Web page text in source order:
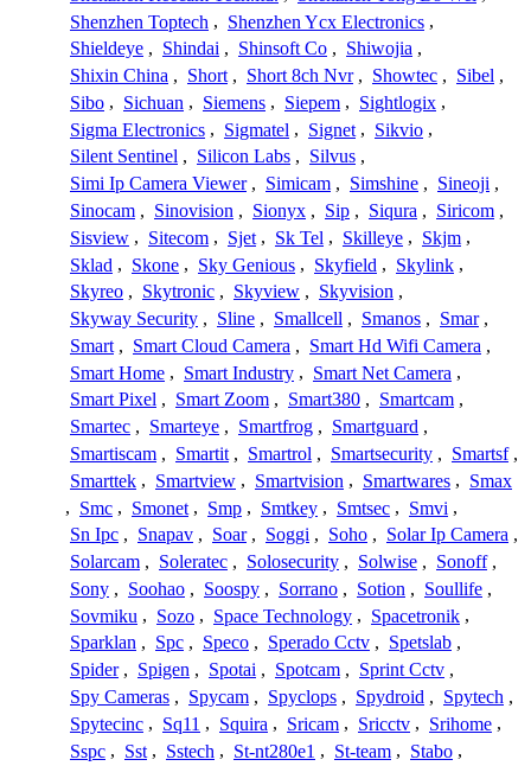
Shenzhen Toptech , Shenzhen Ycx Electronics ,
Shieldeye , Shindai , Shinsoft Co , Shiwojia ,
Shixin China , Short , Short 8ch Nvr , Showtec , Sibel ,
Sibo , Sichuan , Siemens , Siepem , Sightlogix ,
Sigma Electronics , Sigmatel , Signet , Sikvio ,
Silent Sentinel , Silicon Labs , Silvus ,
Simi Ip Camera Viewer , Simicam , Simshine , Sineoji ,
Sinocam , Sinovision , Sionyx , Sip , Siqura , Siricom ,
Sisview , Sitecom , Sjet , Sk Tel , Skilleye , Skjm ,
Sklad , Skone , Sky Genious , Skyfield , Skylink ,
Skyreo , Skytronic , Skyview , Skyvision ,
Skyway Security , Sline , Smallcell , Smanos , Smar ,
Smart , Smart Cloud Camera , Smart Hd Wifi Camera ,
Smart Home , Smart Industry , Smart Net Camera ,
Smart Pixel , Smart Zoom , Smart380 , Smartcam ,
Smartec , Smarteye , Smartfrog , Smartguard ,
Smartiscam , Smartit , Smartrol , Smartsecurity , Smartsf ,
Smarttek , Smartview , Smartvision , Smartwares , Smax
, Smc , Smonet , Smp , Smtkey , Smtsec , Smvi ,
Sn Ipc , Snapav , Soar , Soggi , Soho , Solar Ip Camera ,
Solarcam , Soleratec , Solosecurity , Solwise , Sonoff ,
Sony , Soohao , Soospy , Sorrano , Sotion , Soullife ,
Sovmiku , Sozo , Space Technology , Spacetronik ,
Sparklan , Spc , Speco , Sperado Cctv , Spetslab ,
Spider , Spigen , Spotai , Spotcam , Sprint Cctv ,
Spy Cameras , Spycam , Spyclops , Spydroid , Spytech ,
Spytecinc , Sq11 , Squira , Sricam , Sricctv , Srihome ,
Sspc , Sst , Sstech , St-nt280e1 , St-team , Stabo ,